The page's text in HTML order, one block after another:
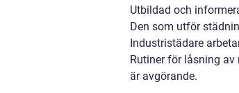
Utbildad och
Den som utför
Industristädare
Rutiner för låsning
är avgörande.